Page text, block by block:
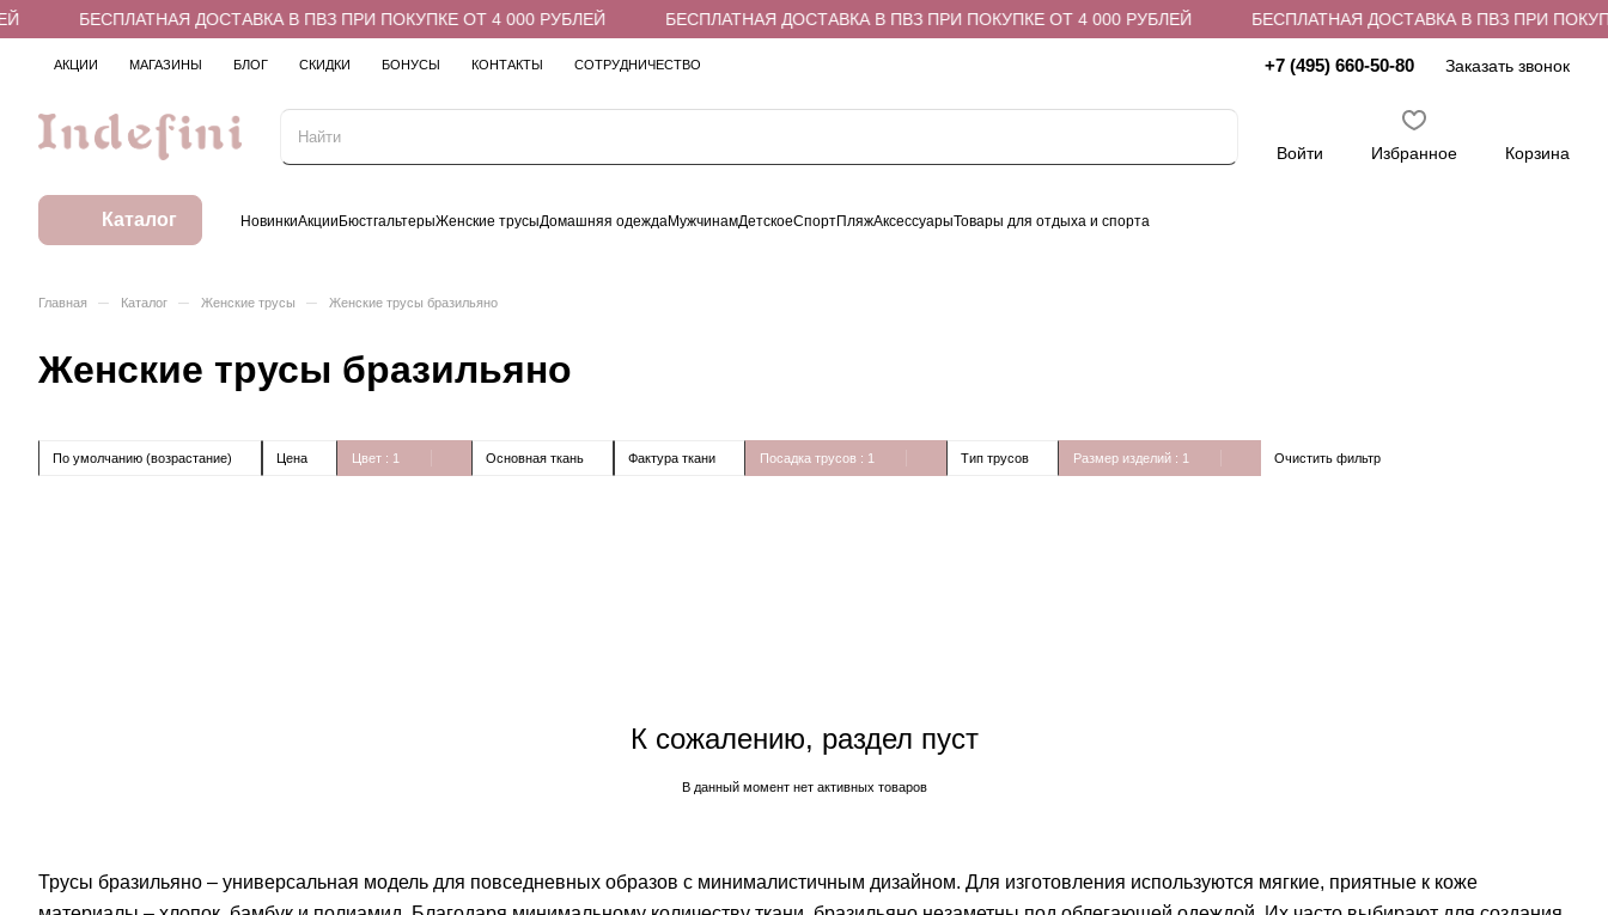
БЕСПЛАТНАЯ ДОСТАВКА В ПВЗ ПРИ ПОКУПКЕ ОТ 4 000 РУБЛЕЙ БЕСПЛАТНАЯ ДОСТАВКА В ПВЗ ПРИ ПОКУПКЕ ОТ 4 000 РУБЛЕЙ БЕСПЛАТНАЯ ДОСТАВКА В ПВЗ ПРИ
АКЦИИ МАГАЗИНЫ БЛОГ СКИДКИ БОНУСЫ КОНТАКТЫ СОТРУДНИЧЕСТВО +7 (495) 660-50-80 Заказать звонок
Войти Избранное Корзина
Каталог НовинкиАкцииБюстгальтерыЖенские трусыДомашняя одеждаМужчинамДетскоеСпортПляжАксессуарыТовары для отдыха и спорта
Главная – Каталог – Женские трусы – Женские трусы бразильяно
Женские трусы бразильяно
По умолчанию (возрастание) Цена Цвет : 1 Основная ткань Фактура ткани Посадка трусов : 1 Тип трусов Размер изделий : 1 Очистить фильтр
К сожалению, раздел пуст
В данный момент нет активных товаров
Трусы бразильяно – универсальная модель для повседневных образов с минималистичным дизайном. Для изготовления используются мягкие, приятные к коже